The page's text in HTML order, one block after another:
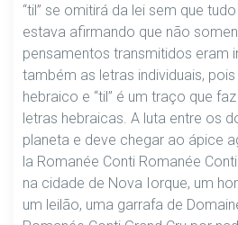
“til” se omitirá da lei sem que
estava afirmando que não
pensamentos transmitidos eram
também as letras individuais,
hebraico e “til” é um traço que
letras hebraicas. A luta entre os
planeta e deve chegar ao ápice
la Romanée Conti Romanée
na cidade de Nova Iorque, um
um leilão, uma garrafa de